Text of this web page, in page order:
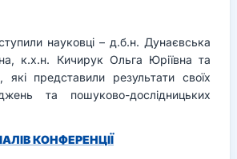
науковці – д.б.н. Дунаєвська
к.х.н. Кичирук Ольга Юріївна та
які представили результати своїх
та пошуково-дослідницьких
КОНФЕРЕНЦІЇ